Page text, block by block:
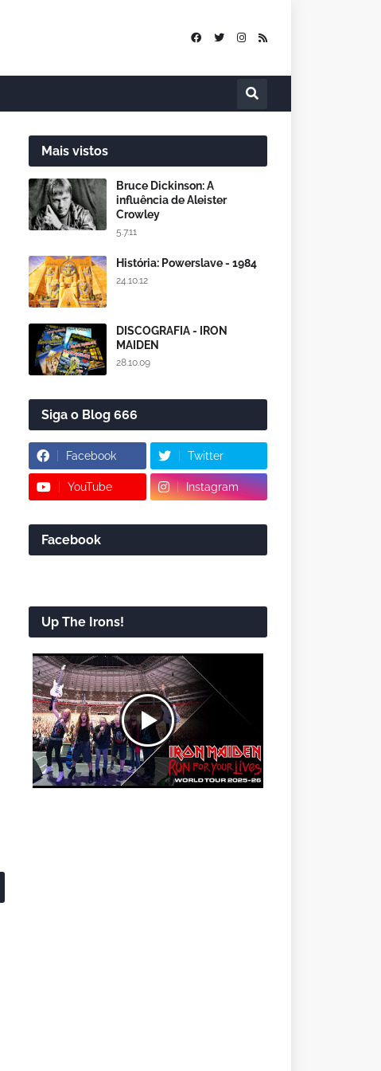
Mais vistos
Bruce Dickinson: A
influência de Aleister
Crowley
5.7.11
História: Powerslave - 1984
24.10.12
DISCOGRAFIA - IRON
MAIDEN
28.10.09
Siga o Blog 666
Facebook Twitter
YouTube Instagram
Facebook
Up The Irons!